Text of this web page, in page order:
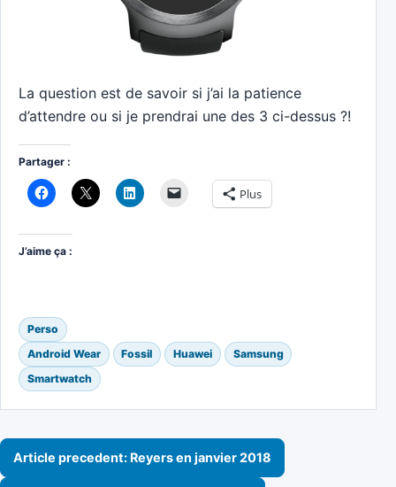
La question est de savoir si j’ai la patience
d’attendre ou si je prendrai une des 3 ci-dessus ?!
Partager :
Plus
J’aime ça :
Perso
Android Wear
Fossil Huawei
Samsung
Smartwatch
Navigation de l’article
Article precedent: Reyers en janvier 2018